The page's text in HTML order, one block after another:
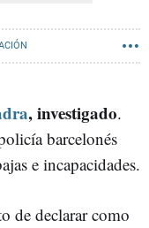
, investigado.
barcelonés
e incapacidades.
de declarar como